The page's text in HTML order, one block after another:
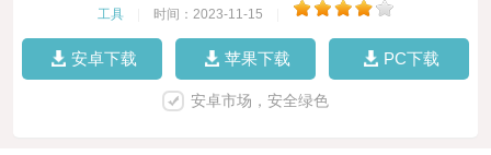
工具 时间：2023-11-15
安卓下载 苹果下载 PC下载
安卓市场，安全绿色